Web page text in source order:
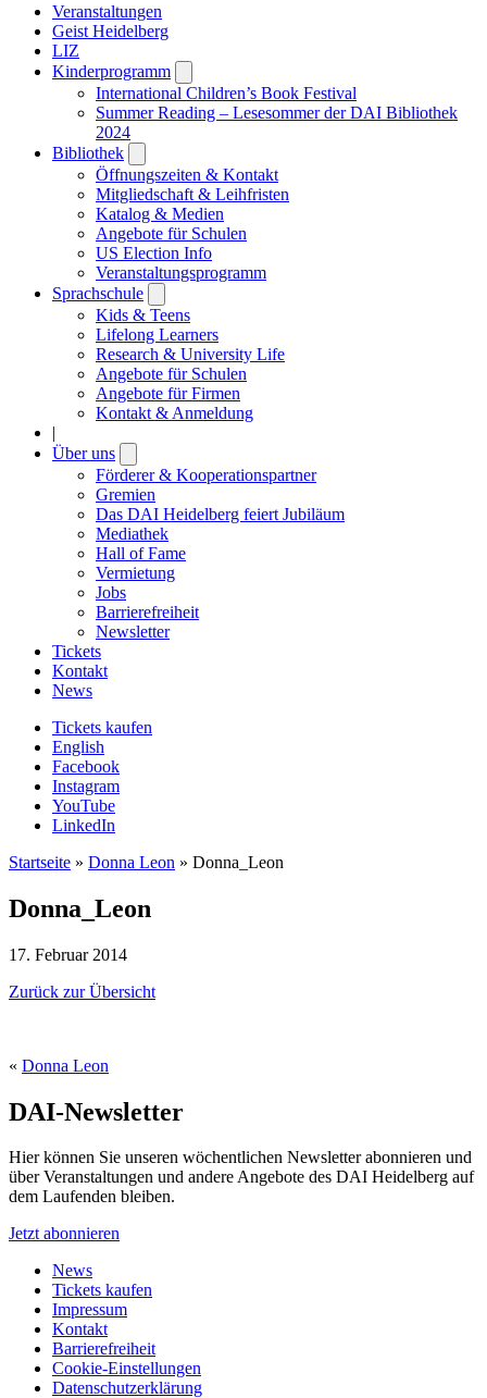
Veranstaltungen
Geist Heidelberg
LIZ
Kinderprogramm
submenu
International Children’s Book Festival
Summer Reading – Lesesommer der DAI Bibliothek
2024
Bibliothek
submenu
Öffnungszeiten & Kontakt
Mitgliedschaft & Leihfristen
Katalog & Medien
Angebote für Schulen
US Election Info
Veranstaltungsprogramm
Sprachschule
submenu
Kids & Teens
Lifelong Learners
Research & University Life
Angebote für Schulen
Angebote für Firmen
Kontakt & Anmeldung
|
Über uns
submenu
Förderer & Kooperationspartner
Gremien
Das DAI Heidelberg feiert Jubiläum
Mediathek
Hall of Fame
Vermietung
Jobs
Barrierefreiheit
Newsletter
Tickets
Kontakt
News
Tickets kaufen
English
Facebook
Instagram
YouTube
LinkedIn
Startseite » Donna Leon » Donna_Leon
Donna_Leon
17. Februar 2014
Zurück zur Übersicht
« Donna Leon
DAI-Newsletter
Hier können Sie unseren wöchentlichen Newsletter abonnieren und
über Veranstaltungen und andere Angebote des DAI Heidelberg auf
dem Laufenden bleiben.
Jetzt abonnieren
News
Tickets kaufen
Impressum
Kontakt
Barrierefreiheit
Cookie-Einstellungen
Datenschutzerklärung